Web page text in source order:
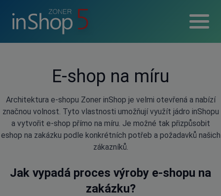
E-shop na míru
Architektura e-shopu Zoner inShop je velmi otevřená a nabízí
značnou volnost. Tyto vlastnosti umožňují využít jádro inShopu
a vytvořit e-shop přímo na míru. Je možné tak přizpůsobit
eshop na zakázku podle konkrétních potřeb a požadavků našich
zákazníků.
Jak vypadá proces výroby e-shopu na
zakázku?